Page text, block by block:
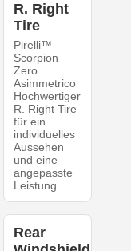
R. Right
Tire
Pirelli™
Scorpion
Zero
Asimmetrico
Hochwertiger
R. Right Tire
für ein
individuelles
Aussehen
und eine
angepasste
Leistung.
Rear